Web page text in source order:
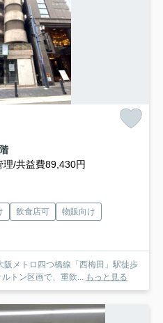
理/共益費89,430円
飲食店可
物販向け
メトロ四つ橋線「西梅田」駅徒歩
トン区画で、重飲... もっと見る